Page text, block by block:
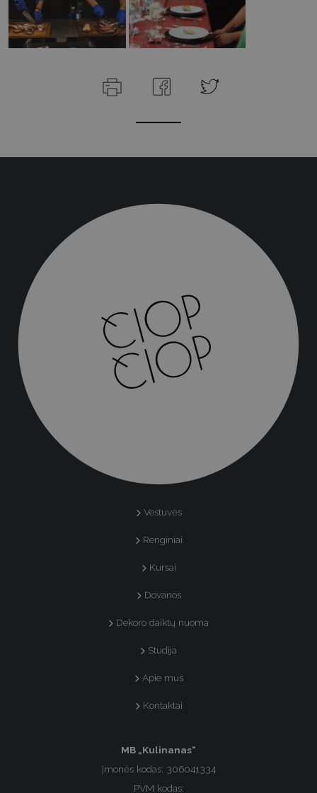
Vestuvės
Renginiai
Kursai
Dovanos
Dekoro daiktų nuoma
Studija
Apie mus
Kontaktai
MB „Kulinanas“
Įmonės kodas: 306041334
PVM kodas: